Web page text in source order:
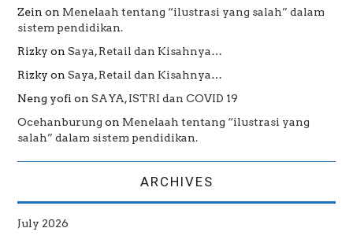
Zein on Menelaah tentang “ilustrasi yang salah” dalam
sistem pendidikan.
Rizky onSaya, Retail dan Kisahnya…
Rizky onSaya, Retail dan Kisahnya…
Neng yofi onSAYA, ISTRI dan COVID 19
Ocehanburung on Menelaah tentang “ilustrasi yang
salah” dalam sistem pendidikan.
ARCHIVES
July 2026